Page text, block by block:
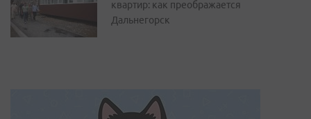
квартир: как преображается
Дальнегорск